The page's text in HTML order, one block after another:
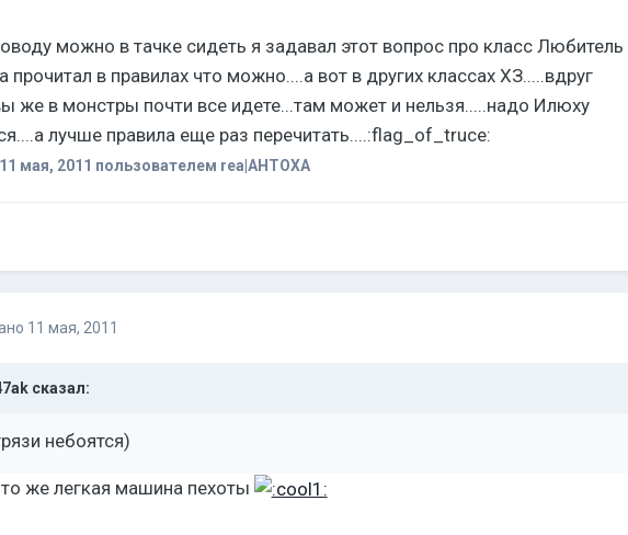
можно в тачке сидеть я задавал этот вопрос про класс
прочитал в правилах что можно....а вот в других классах ХЗ.....вдруг
же в монстры почти все идете...там может и нельзя.....надо Илюху
лучше правила еще раз перечитать....:flag_of_truce:
11 мая, 2011 пользователем rea|AHTOXA
11 мая, 2011
сказал:
небоятся)
же легкая машина пехоты